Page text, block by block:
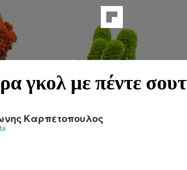
γκολ με πέντε σουτ
Καρπετοπουλος